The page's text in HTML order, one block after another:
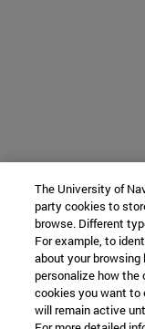
The University of
party cookies to
browse. Different
For example, to
about your
personalize how
cookies you want to
will remain active